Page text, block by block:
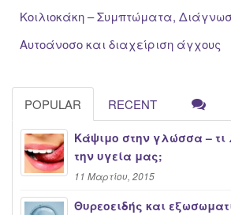
Κοιλιοκάκη – Συμπτώματα,
Αυτοάνοσο και διαχείριση άγχους
POPULAR RECENT
Κάψιμο στην γλώσσα – τι
την υγεία μας;
11 Μαρτίου, 2015
Θυρεοειδής και